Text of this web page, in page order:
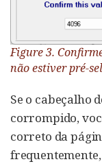
Figure 3.
não estiver pré-
Se o cabeçalho
corrompido,
correto da